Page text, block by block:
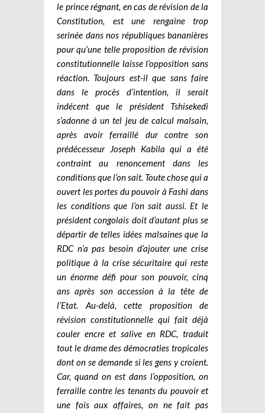
le prince régnant, en cas de révision de la
Constitution, est une rengaine trop
serinée dans nos républiques bananières
pour qu’une telle proposition de révision
constitutionnelle laisse l’opposition sans
réaction. Toujours est-il que sans faire
dans le procès d’intention, il serait
indécent que le président Tshisekedi
s’adonne à un tel jeu de calcul malsain,
après avoir ferraillé dur contre son
prédécesseur Joseph Kabila qui a été
contraint au renoncement dans les
conditions que l’on sait. Toute chose qui a
ouvert les portes du pouvoir à Fashi dans
les conditions que l’on sait aussi. Et le
président congolais doit d’autant plus se
départir de telles idées malsaines que la
RDC n’a pas besoin d’ajouter une crise
politique à la crise sécuritaire qui reste
un énorme défi pour son pouvoir, cinq
ans après son accession à la tête de
l’Etat. Au-delà, cette proposition de
révision constitutionnelle qui fait déjà
couler encre et salive en RDC, traduit
tout le drame des démocraties tropicales
dont on se demande si les gens y croient.
Car, quand on est dans l’opposition, on
ferraille contre les tenants du pouvoir et
une fois aux affaires, on ne fait pas